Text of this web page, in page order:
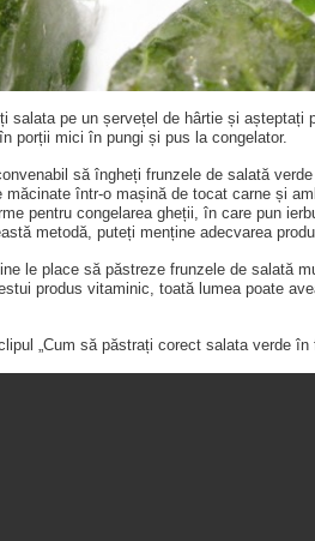
salata pe un șervețel de hârtie și așteptați
porții mici în pungi și pus la congelator.
să îngheți frunzele de salată
măcinate într-o mașină de tocat carne și
pentru congelarea gheții, în care pun
metodă, puteți menține adecvarea
le place să păstreze frunzele de salată
produs vitaminic, toată lumea poate
„Cum să păstrați corect salata verde în